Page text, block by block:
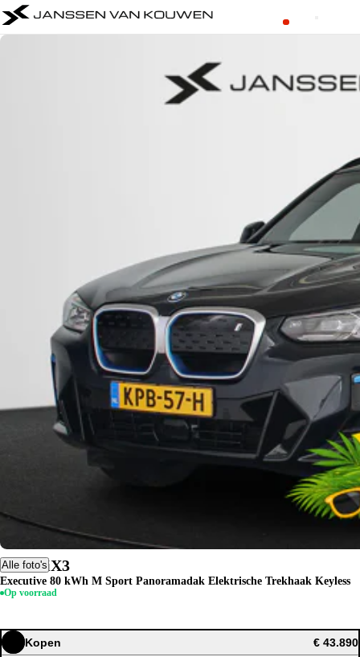
Alle foto's
BMW iX3
Executive 80 kWh M Sport Panoramadak Elektrische Trekhaak Keyless
Op voorraad
Kopen € 43.890